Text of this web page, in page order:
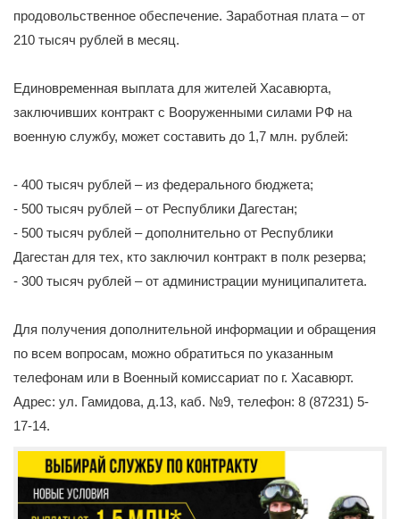
продовольственное обеспечение. Заработная плата – от
210 тысяч рублей в месяц.
Единовременная выплата для жителей Хасавюрта,
заключивших контракт с Вооруженными силами РФ на
военную службу, может составить до 1,7 млн. рублей:
- 400 тысяч рублей – из федерального бюджета;
- 500 тысяч рублей – от Республики Дагестан;
- 500 тысяч рублей – дополнительно от Республики
Дагестан для тех, кто заключил контракт в полк резерва;
- 300 тысяч рублей – от администрации муниципалитета.
Для получения дополнительной информации и обращения
по всем вопросам, можно обратиться по указанным
телефонам или в Военный комиссариат по г. Хасавюрт.
Адрес: ул. Гамидова, д.13, каб. №9, телефон: 8 (87231) 5-
17-14.